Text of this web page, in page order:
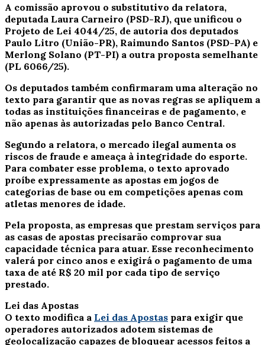
A comissão aprovou o substitutivo da relatora,
deputada Laura Carneiro (PSD-RJ), que unificou o
Projeto de Lei 4044/25, de autoria dos deputados
Paulo Litro (União-PR), Raimundo Santos (PSD-PA) e
Merlong Solano (PT-PI) a outra proposta semelhante
(PL 6066/25).
Os deputados também confirmaram uma alteração no
texto para garantir que as novas regras se apliquem a
todas as instituições financeiras e de pagamento, e
não apenas às autorizadas pelo Banco Central.
Segundo a relatora, o mercado ilegal aumenta os
riscos de fraude e ameaça à integridade do esporte.
Para combater esse problema, o texto aprovado
proíbe expressamente as apostas em jogos de
categorias de base ou em competições apenas com
atletas menores de idade.
Pela proposta, as empresas que prestam serviços para
as casas de apostas precisarão comprovar sua
capacidade técnica para atuar. Esse reconhecimento
valerá por cinco anos e exigirá o pagamento de uma
taxa de até R$ 20 mil por cada tipo de serviço
prestado.
Lei das Apostas
O texto modifica a Lei das Apostas para exigir que
operadores autorizados adotem sistemas de
geolocalização capazes de bloquear acessos feitos a